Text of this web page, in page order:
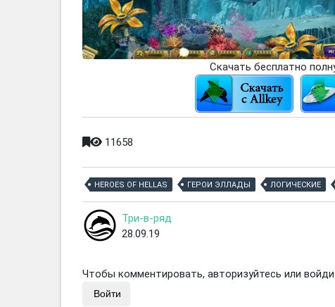
Скачать бесплатно
11658
HEROES OF HELLAS ГЕРОИ ЭЛЛАДЫ ЛОГИЧЕСКИЕ
Три-в-ряд
28.09.19
Чтобы комментировать, авторизуйтесь или
Войти